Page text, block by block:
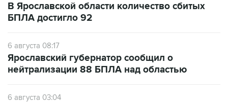
В Ярославской области количество сбитых
БПЛА достигло 92
6 августа 08:17
Ярославский губернатор сообщил о
нейтрализации 88 БПЛА над областью
6 августа 03:04